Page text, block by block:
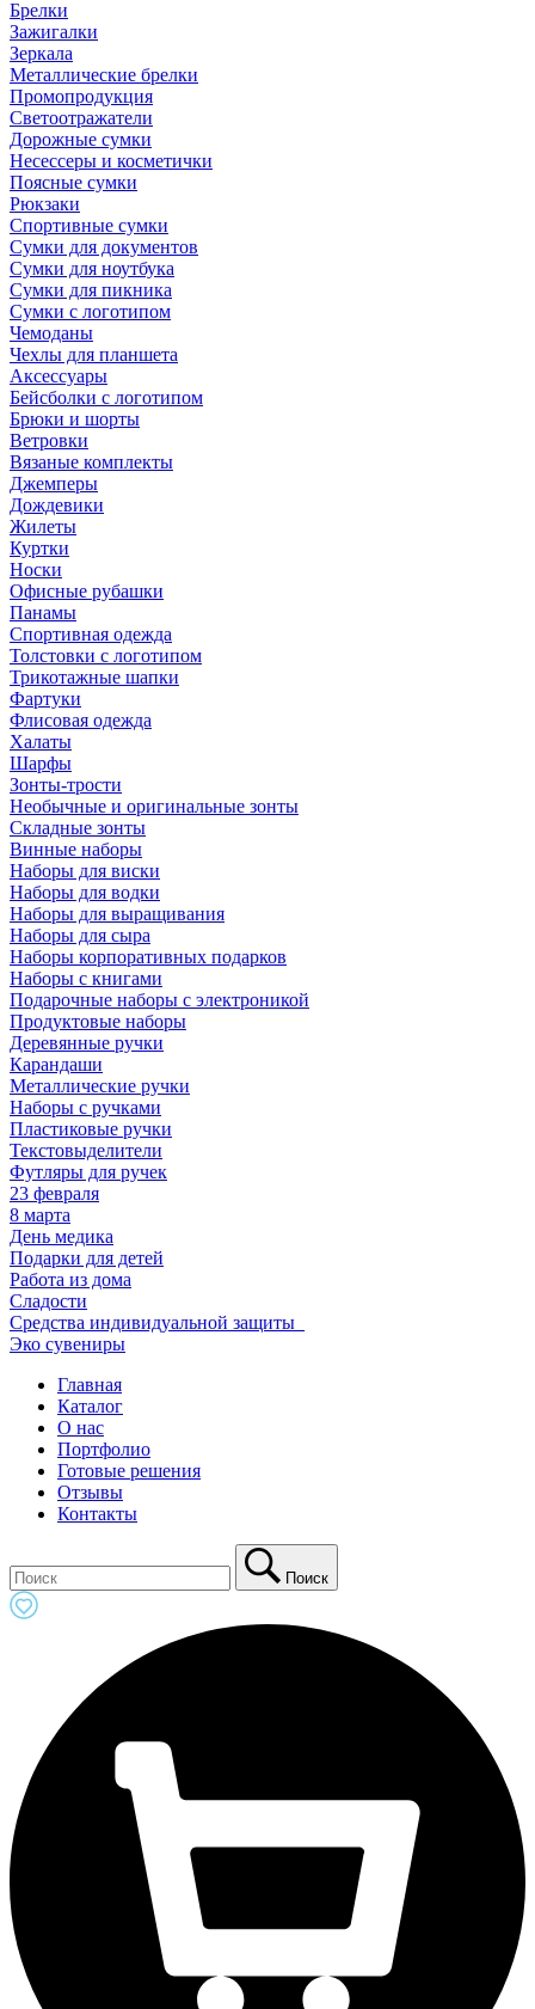
Брелки
Зажигалки
Зеркала
Металлические брелки
Промопродукция
Светоотражатели
Дорожные сумки
Несессеры и косметички
Поясные сумки
Рюкзаки
Спортивные сумки
Сумки для документов
Сумки для ноутбука
Сумки для пикника
Сумки с логотипом
Чемоданы
Чехлы для планшета
Аксессуары
Бейсболки с логотипом
Брюки и шорты
Ветровки
Вязаные комплекты
Джемперы
Дождевики
Жилеты
Куртки
Носки
Офисные рубашки
Панамы
Спортивная одежда
Толстовки с логотипом
Трикотажные шапки
Фартуки
Флисовая одежда
Халаты
Шарфы
Зонты-трости
Необычные и оригинальные зонты
Складные зонты
Винные наборы
Наборы для виски
Наборы для водки
Наборы для выращивания
Наборы для сыра
Наборы корпоративных подарков
Наборы с книгами
Подарочные наборы с электроникой
Продуктовые наборы
Деревянные ручки
Карандаши
Металлические ручки
Наборы с ручками
Пластиковые ручки
Текстовыделители
Футляры для ручек
23 февраля
8 марта
День медика
Подарки для детей
Работа из дома
Сладости
Средства индивидуальной защиты_
Эко сувениры
Главная
Каталог
О нас
Портфолио
Готовые решения
Отзывы
Контакты
Поиск